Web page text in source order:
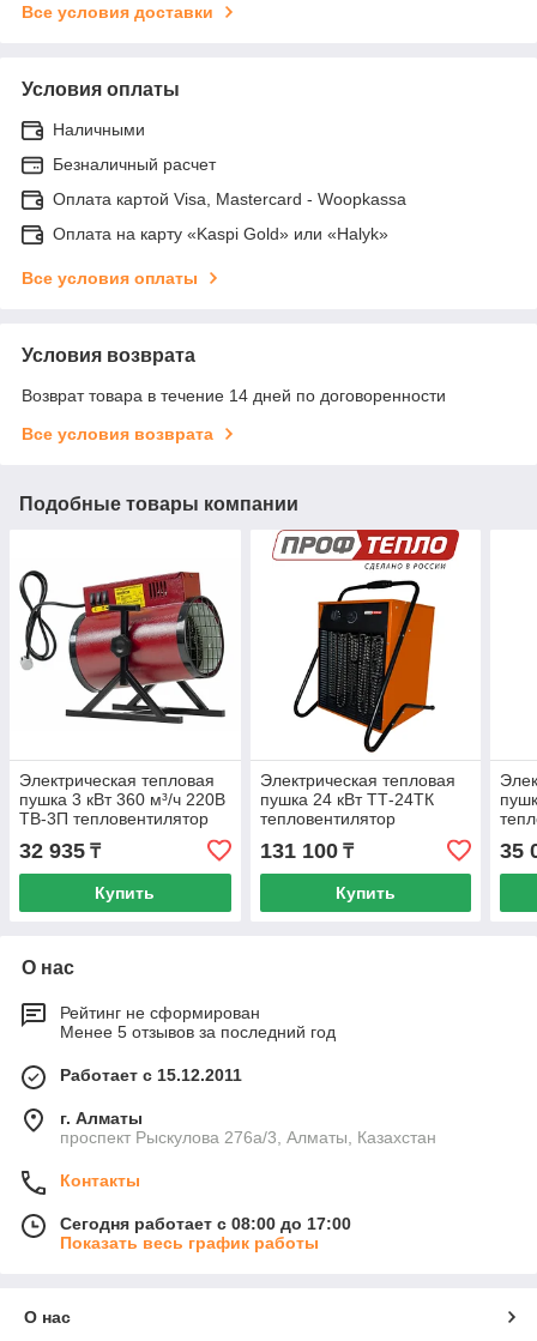
Все условия доставки
Условия оплаты
Наличными
Безналичный расчет
Оплата картой Visa, Mastercard - Woopkassa
Оплата на карту «Kaspi Gold» или «Halyk»
Все условия оплаты
Условия возврата
Возврат товара в течение 14 дней по договоренности
Все условия возврата
Подобные товары компании
Электрическая тепловая
пушка 3 кВт 360 м³/ч 220В
ТВ-3П тепловентилятор
32 935 ₸
Купить
Электрическая тепловая
пушка 24 кВт ТТ-24ТК
тепловентилятор
131 100₸
Купить
35
О нас
Рейтинг не сформирован
Менее 5 отзывов за последний год
Работает с 15.12.2011
г. Алматы
проспект Рыскулова 276а/3, Алматы, Казахстан
Контакты
Сегодня работает с 08:00 до 17:00
Показать весь график работы
О нас